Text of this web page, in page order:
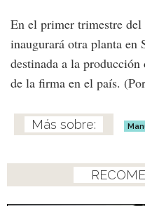
En el primer trimestre
inaugurará otra planta en
destinada a la producción
de la firma en el país.